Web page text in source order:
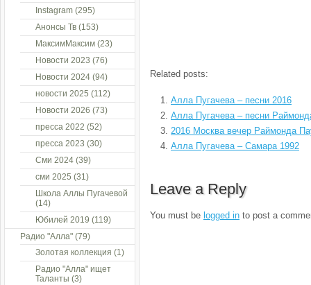
Related posts:
Алла Пугачева – песни 2016
Алла Пугачева – песни
2016 Москва вечер Раймонда
Алла Пугачева – Самара 1992
Leave a Reply
You must be logged in to post a
Instagram (295)
Анонсы Тв (153)
МаксимМаксим (23)
Новости 2023 (76)
Новости 2024 (94)
новости 2025 (112)
Новости 2026 (73)
пресса 2022 (52)
пресса 2023 (30)
Сми 2024 (39)
сми 2025 (31)
Школа Аллы Пугачевой
(14)
Юбилей 2019 (119)
Радио "Алла" (79)
Золотая коллекция (1)
Радио "Алла" ищет
Таланты (3)